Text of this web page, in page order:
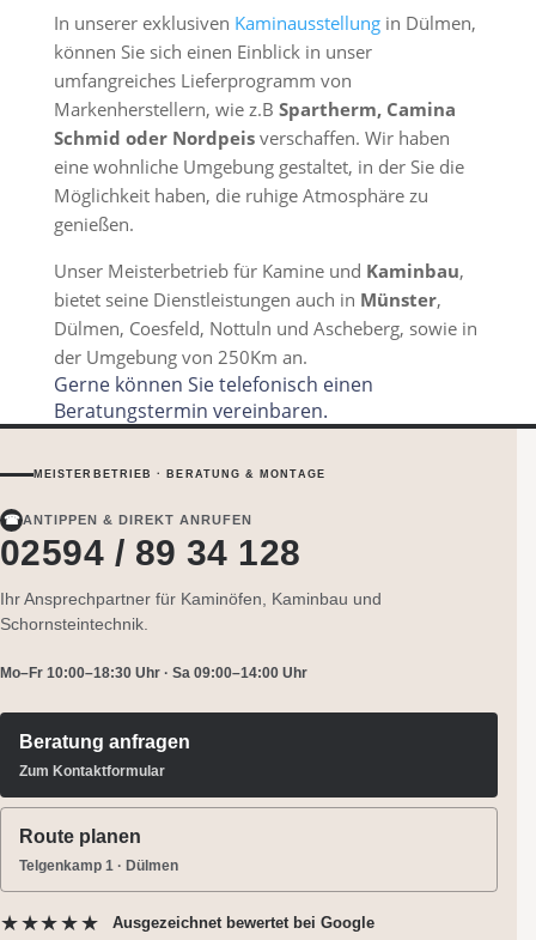
In unserer exklusiven Kaminausstellungin Dülmen,
können Sie sich einen Einblick in unser
umfangreiches Lieferprogramm von
Markenherstellern, wie z.B Spartherm, Camina
Schmid oder Nordpeisverschaffen. Wir haben
eine wohnliche Umgebung gestaltet, in der Sie die
Möglichkeit haben, die ruhige Atmosphäre zu
genießen.
Unser Meisterbetrieb für Kamine und Kaminbau,
bietet seine Dienstleistungen auch in Münster,
Dülmen, Coesfeld, Nottuln und Ascheberg, sowie in
der Umgebung von 250Km an.
Gerne können Sie telefonisch einen
Beratungstermin vereinbaren.
MEISTERBETRIEB · BERATUNG & MONTAGE
☎ ANTIPPEN & DIREKT ANRUFEN
02594 / 89 34 128
Ihr Ansprechpartner für Kaminöfen, Kaminbau und
Schornsteintechnik.
Mo–Fr 10:00–18:30 Uhr · Sa 09:00–14:00 Uhr
Beratung anfragen
Zum Kontaktformular
Route planen
Telgenkamp 1 · Dülmen
★★★★★ Ausgezeichnet bewertetbei Google